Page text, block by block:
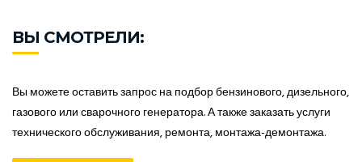
ВЫ СМОТРЕЛИ:
Вы можете оставить запрос на подбор бензинового, дизельного,
газового или сварочного генератора. А также заказать услуги
технического обслуживания, ремонта, монтажа-демонтажа.